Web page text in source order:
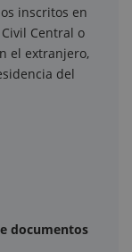
inscritos en
Central o
el extranjero,
del
documentos